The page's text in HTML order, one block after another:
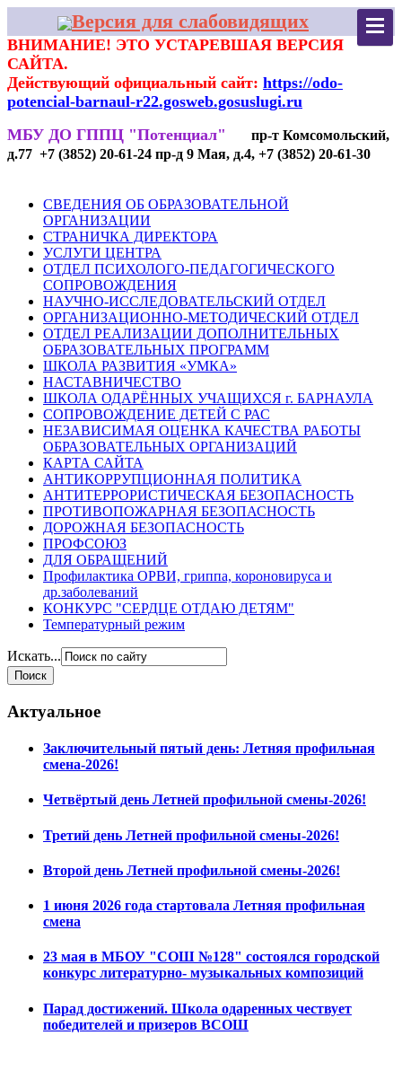
Версия для слабовидящих
ВНИМАНИЕ! ЭТО УСТАРЕВШАЯ ВЕРСИЯ
САЙТА.
Действующий официальный сайт: https://odo-
potencial-barnaul-r22.gosweb.gosuslugi.ru
МБУ ДО ГППЦ "Потенциал"
пр-т Комсомольский,
д.77 +7 (3852) 20-61-24 пр-д 9 Мая, д.4, +7 (3852) 20-61-30
СВЕДЕНИЯ ОБ ОБРАЗОВАТЕЛЬНОЙ
ОРГАНИЗАЦИИ
СТРАНИЧКА ДИРЕКТОРА
УСЛУГИ ЦЕНТРА
ОТДЕЛ ПСИХОЛОГО-ПЕДАГОГИЧЕСКОГО
СОПРОВОЖДЕНИЯ
НАУЧНО-ИССЛЕДОВАТЕЛЬСКИЙ ОТДЕЛ
ОРГАНИЗАЦИОННО-МЕТОДИЧЕСКИЙ ОТДЕЛ
ОТДЕЛ РЕАЛИЗАЦИИ ДОПОЛНИТЕЛЬНЫХ
ОБРАЗОВАТЕЛЬНЫХ ПРОГРАММ
ШКОЛА РАЗВИТИЯ «УМКА»
НАСТАВНИЧЕСТВО
ШКОЛА ОДАРЁННЫХ УЧАЩИХСЯ г. БАРНАУЛА
СОПРОВОЖДЕНИЕ ДЕТЕЙ С РАС
НЕЗАВИСИМАЯ ОЦЕНКА КАЧЕСТВА РАБОТЫ
ОБРАЗОВАТЕЛЬНЫХ ОРГАНИЗАЦИЙ
КАРТА САЙТА
АНТИКОРРУПЦИОННАЯ ПОЛИТИКА
АНТИТЕРРОРИСТИЧЕСКАЯ БЕЗОПАСНОСТЬ
ПРОТИВОПОЖАРНАЯ БЕЗОПАСНОСТЬ
ДОРОЖНАЯ БЕЗОПАСНОСТЬ
ПРОФСОЮЗ
ДЛЯ ОБРАЩЕНИЙ
Профилактика ОРВИ, гриппа, короновируса и
др.заболеваний
КОНКУРС "СЕРДЦЕ ОТДАЮ ДЕТЯМ"
Температурный режим
Искать...
Актуальное
Заключительный пятый день: Летняя профильная
смена-2026!
Четвёртый день Летней профильной смены-2026!
Третий день Летней профильной смены-2026!
Второй день Летней профильной смены-2026!
1 июня 2026 года стартовала Летняя профильная
смена
23 мая в МБОУ "СОШ №128" состоялся городской
конкурс литературно- музыкальных композиций
Парад достижений. Школа одаренных чествует
победителей и призеров ВСОШ